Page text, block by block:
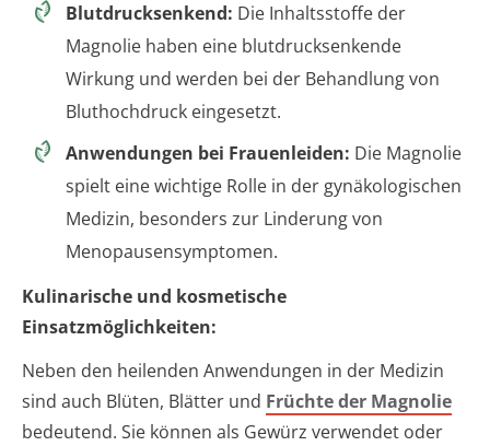
Blutdrucksenkend: Die Inhaltsstoffe der
Magnolie haben eine blutdrucksenkende
Wirkung und werden bei der Behandlung von
Bluthochdruck eingesetzt.
Anwendungen bei Frauenleiden: Die Magnolie
spielt eine wichtige Rolle in der gynäkologischen
Medizin, besonders zur Linderung von
Menopausensymptomen.
Kulinarische und kosmetische
Einsatzmöglichkeiten:
Neben den heilenden Anwendungen in der Medizin
sind auch Blüten, Blätter und Früchte der Magnolie
bedeutend. Sie können als Gewürz verwendet oder